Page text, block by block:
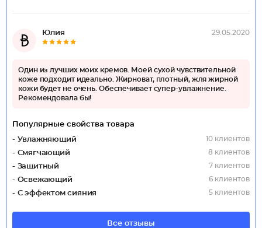
Юлия 29.05.2020
Один из лучших моих кремов. Моей сухой чувствительной
коже подходит идеально. Жирноват, плотный, жля жирной
кожи будет не очень. Обеспечивает супер-увлажнение.
Рекомендовала бы!
Популярные свойства товара
- Увлажняющий
10 клиентов
- Смягчающий 8 клиентов
- Защитный 7 клиентов
- Освежающий 6 клиентов
- С эффектом сияния 5 клиентов
Все отзывы